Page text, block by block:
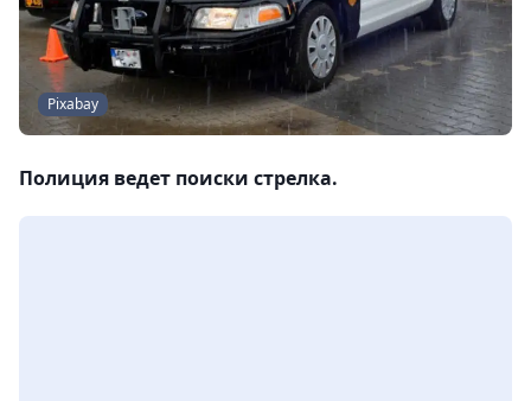
Pixabay
Полиция ведет поиски стрелка.